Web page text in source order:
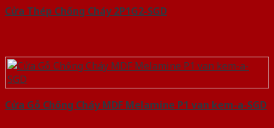
Cửa Thép Chống Cháy 2P1G2-SGD
Cửa Gỗ Chống Cháy MDF Melamine P1 van kem-a-SGD